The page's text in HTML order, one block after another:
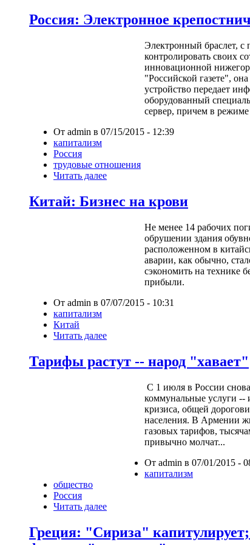
Россия: Электронное
Электронный браслет,
контролировать своих
инновационной
"Российской газете",
устройство передает
оборудованный
сервер, причем в
От admin в 07/15/2015 - 12:39
капитализм
Россия
трудовые отношения
Читать далее
Китай: Бизнес на крови
Не менее 14 рабочих
обрушении здания
расположенном в
аварии, как обычно,
сэкономить на технике
прибыли.
От admin в 07/07/2015 - 10:31
капитализм
Китай
Читать далее
Тарифы растут -- народ "хавает"
С 1 июля в России
коммунальные услуги --
кризиса, общей
населения. В Армении
газовых тарифов,
привычно молчат...
От admin в 07/01/2015 -
капитализм
общество
Россия
Читать далее
Греция: "Сириза"